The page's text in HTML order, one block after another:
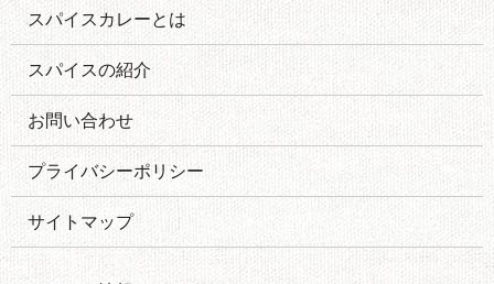
スパイスカレーとは
スパイスの紹介
お問い合わせ
プライバシーポリシー
サイトマップ